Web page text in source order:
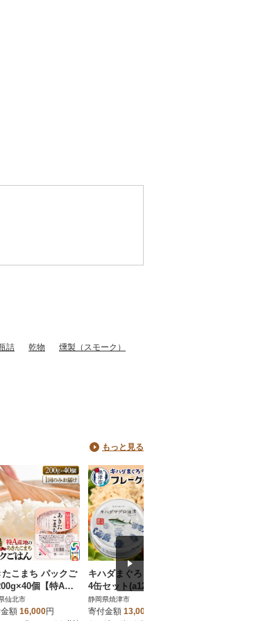
詰 乾物
燻製（スモーク）
もっと見る
たこまち パックご
個【特A産
田県産|02_jpr-01
仙北市
額 16,000円
キハダまぐろ ツナ缶 2
4缶セット(a12-190)
静岡県焼津市
寄付金額 13,000